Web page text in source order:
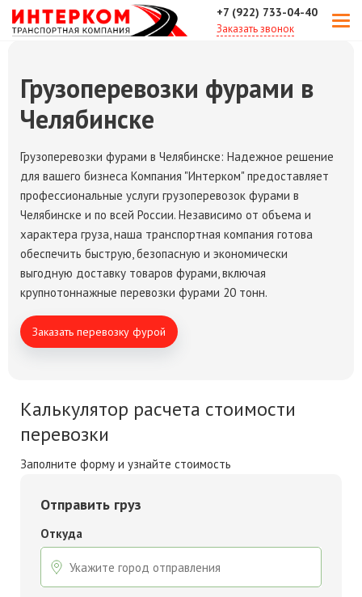
+7 (922) 733-04-40
Заказать звонок
Грузоперевозки фурами в
Челябинске
Грузоперевозки фурами в Челябинске: Надежное решение
для вашего бизнеса Компания "Интерком" предоставляет
профессиональные услуги грузоперевозок фурами в
Челябинске и по всей России. Независимо от объема и
характера груза, наша транспортная компания готова
обеспечить быструю, безопасную и экономически
выгодную доставку товаров фурами, включая
крупнотоннажные перевозки фурами 20 тонн.
Заказать перевозку фурой
Калькулятор расчета стоимости
перевозки
Заполните форму и узнайте стоимость
Отправить груз
Откуда